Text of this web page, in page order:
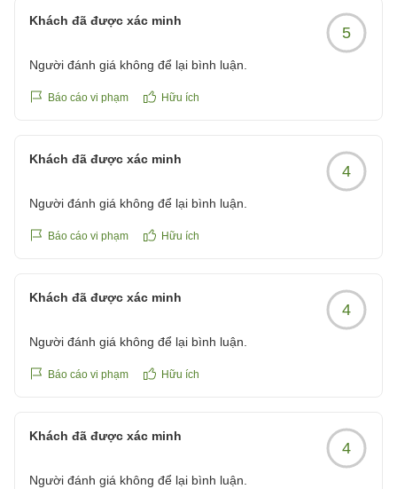
Khách đã được xác minh
5
Người đánh giá không để lại bình luận.
Báo cáo vi phạm Hữu ích
Khách đã được xác minh
4
Người đánh giá không để lại bình luận.
Báo cáo vi phạm Hữu ích
Khách đã được xác minh
4
Người đánh giá không để lại bình luận.
Báo cáo vi phạm Hữu ích
Khách đã được xác minh
4
Người đánh giá không để lại bình luận.